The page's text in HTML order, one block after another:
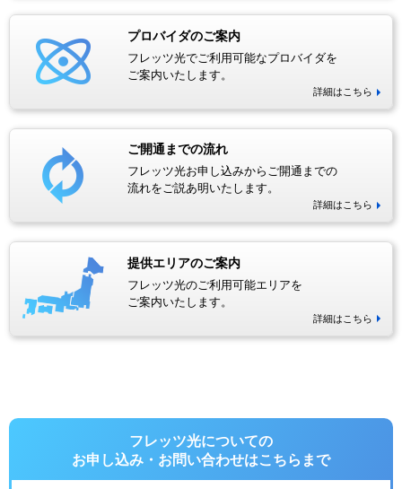
プロバイダのご案内
フレッツ光でご利用可能なプロバイダを
ご案内いたします。
詳細はこちら
ご開通までの流れ
フレッツ光お申し込みからご開通までの
流れをご説あ明いたします。
詳細はこちら
提供エリアのご案内
フレッツ光のご利用可能エリアを
ご案内いたします。
詳細はこちら
フレッツ光についての
お申し込み・お問い合わせはこちらまで